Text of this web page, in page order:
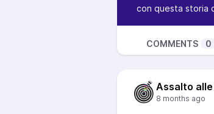
con questa storia
COMMENTS 0
Assalto